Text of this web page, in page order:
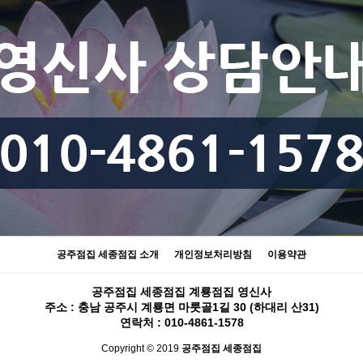
공주점집 세종점집 소개 개인정보처리방침 이용약관
공주점집 세종점집 계룡점집 영신사
주소 : 충남 공주시 계룡면 마룻골1길 30 (하대리 산31)
연락처 : 010-4861-1578
Copyright © 2019 공주점집 세종점집